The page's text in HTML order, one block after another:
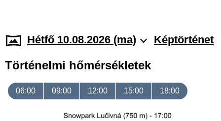
Hétfő 10.08.2026 (ma) Képtörténet
Történelmi hőmérsékletek
06:00 09:00 12:00 15:00 18:00